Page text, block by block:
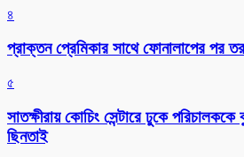
৪
প্রাক্তন প্রেমিকার সাথে ফোনালাপের পর
৫
সাতক্ষীরায় কোচিং সেন্টারে ঢুকে
ছিনতাই